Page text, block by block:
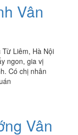
Vân
Liêm, Hà Nội
ngon, gia vị
Có chị nhân
Vân